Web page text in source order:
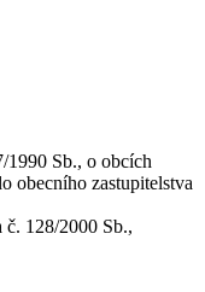
1990 Sb., o obcích
obecního zastupitelstva
128/2000 Sb.,